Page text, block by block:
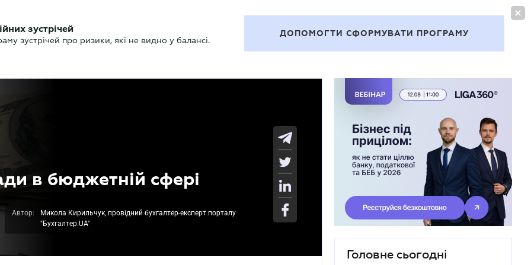
Актуально
зустрічей
зустрічей про ризики, які не видно у балансі.
ДОПОМОГТИ СФОРМУВАТИ ПРОГРАМУ
в бюджетній сфері
Автор:
Микола Кирильчук, провідний бухгалтер-експерт порталу
"Бухгалтер.UA"
Головне сьогодні